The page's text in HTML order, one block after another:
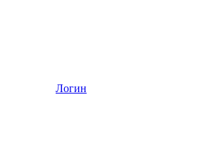
Логин